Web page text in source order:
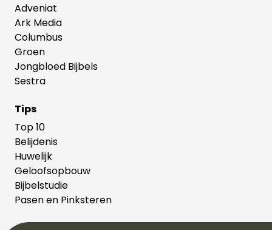
Adveniat
Ark Media
Columbus
Groen
Jongbloed Bijbels
Sestra
Tips
Top 10
Belijdenis
Huwelijk
Geloofsopbouw
Bijbelstudie
Pasen en Pinksteren